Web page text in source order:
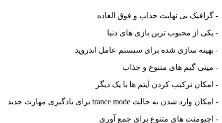
- گرافیک بی نهایت جذاب و فوق العاده
- یکی از محبوب ترین بازی های دنیا
- بهینه سازی شده برای سیستم عامل اندروید
- مینی گیم های متنوع و جذاب
- امکان ترکیب کردن آیتم ها با یک دیگر
- امکان وارد شدن به حالت trance mode برای یادگیری مهارت جدید
- اچیومنت های متنوع برای جمع آوری